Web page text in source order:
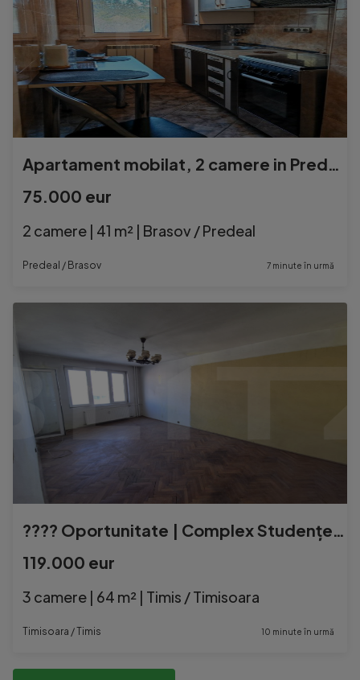
Apartament mobilat, 2 camere in Predeal - Brasov
75.000 eur
2 camere | 41 m² | Brasov / Predeal
Predeal / Brasov 7 minute în urmă
???? Oportunitate | Complex Studențesc | 3 Camere & 2 Băi
119.000 eur
3 camere | 64 m² | Timis / Timisoara
Timisoara / Timis 10 minute în urmă